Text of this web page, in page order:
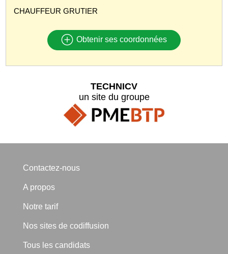
CHAUFFEUR GRUTIER
Obtenir ses coordonnées
TECHNICV
un site du groupe
Contactez-nous
A propos
Notre tarif
Nos sites de codiffusion
Tous les candidats